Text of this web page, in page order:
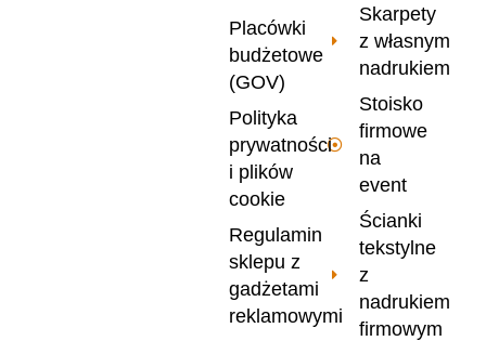
Skarpety
z własnym
nadrukiem
Stoisko
firmowe
na
event
Ścianki
tekstylne
z
nadrukiem
firmowym
Placówki
budżetowe
(GOV)
Polityka
prywatności
i plików
cookie
Regulamin
sklepu z
gadżetami
reklamowymi